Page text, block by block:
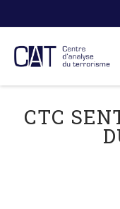
content
CTC